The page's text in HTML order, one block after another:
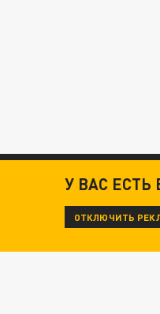
У ВАС
ОТКЛЮЧИТЬ